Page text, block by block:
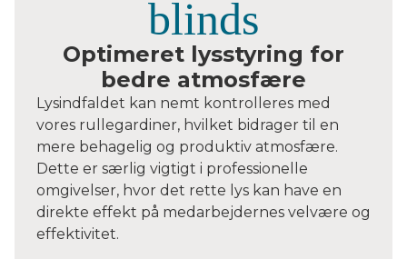
Optimeret lysstyring for
bedre atmosfære
Lysindfaldet kan nemt kontrolleres med
vores rullegardiner, hvilket bidrager til en
mere behagelig og produktiv atmosfære.
Dette er særlig vigtigt i professionelle
omgivelser, hvor det rette lys kan have en
direkte effekt på medarbejdernes velvære og
effektivitet.